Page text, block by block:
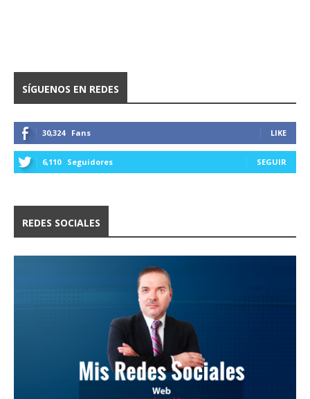
SÍGUENOS EN REDES
30,324 Fans LIKE
6,110 Seguidores SEGUIR
REDES SOCIALES